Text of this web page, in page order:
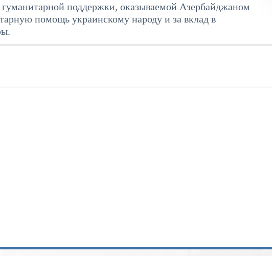
поддержки, оказываемой Азербайджаном
помощь украинскому народу и за вклад в